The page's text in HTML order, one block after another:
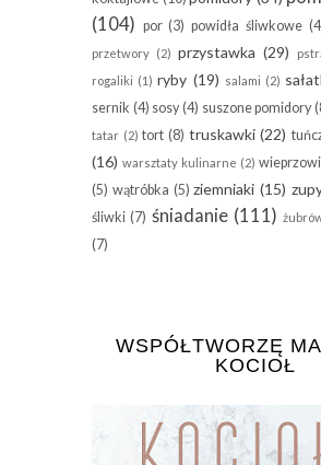
(104) por (3) powidła śliwkowe
przetwory (2) przystawka (29)
rogaliki (1) ryby (19) salami (2)
sernik (4) sosy(4) suszone pomidory
tatar (2) tort (8) truskawki (22)
(16) warsztaty kulinarne (2)
(5) wątróbka (5) ziemniaki (15)
śliwki (7) śniadanie (111)
(7)
WSPÓŁTWORZĘ
KOCIOŁ